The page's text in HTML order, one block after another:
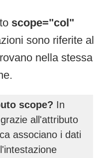
scope="col"
sono riferite al
nella stessa
scope? In
all'attributo
associano i dati